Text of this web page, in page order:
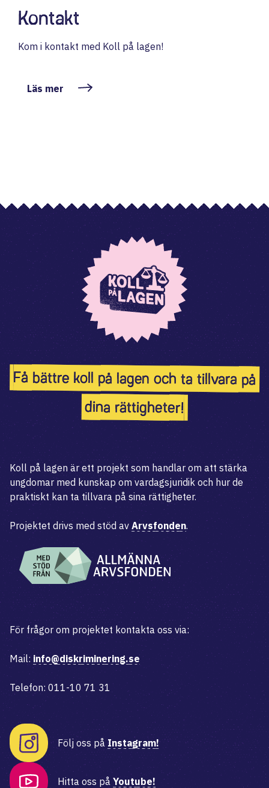
Kontakt
Kom i kontakt med Koll på lagen!
Läs mer
Få bättre koll på lagen och ta tillvara på
dina rättigheter!
Koll på lagen är ett projekt som handlar om att stärka
ungdomar med kunskap om vardagsjuridik och hur de
praktiskt kan ta tillvara på sina rättigheter.
Projektet drivs med stöd av Arvsfonden.
För frågor om projektet kontakta oss via:
Mail: info@diskriminering.se
Telefon: 011-10 71 31
Följ oss på Instagram!
Hitta oss på Youtube!